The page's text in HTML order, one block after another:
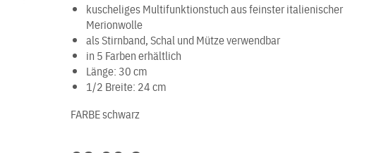
kuscheliges Multifunktionstuch aus feinster italienischer
Merionwolle
als Stirnband, Schal und Mütze verwendbar
in 5 Farben erhältlich
Länge: 30 cm
1/2 Breite: 24 cm
FARBEschwarz